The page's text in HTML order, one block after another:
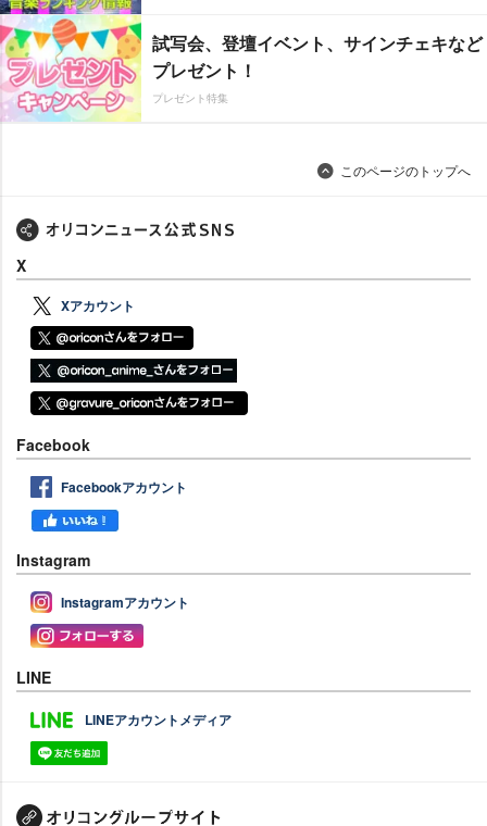
試写会、登壇イベント、サインチェキなど
プレゼント！
プレゼント特集
このページのトップへ
X
Xアカウント
Facebook
Facebookアカウント
Instagram
Instagramアカウント
LINE
LINEアカウントメディア